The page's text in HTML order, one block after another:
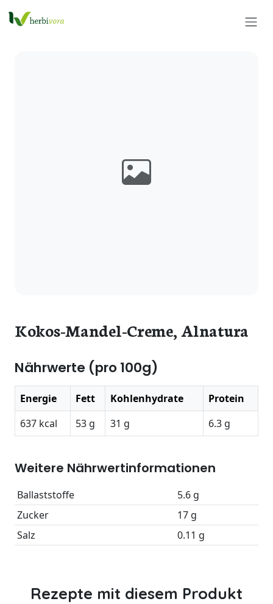
Kokos-Mandel-Creme, Alnatura
Nährwerte (pro 100g)
Energie Fett Kohlenhydrate
Protein
637 kcal
53 g 31 g 6.3 g
Weitere Nährwertinformationen
Ballaststoffe
5.6 g
Zucker
17 g
Salz
0.11 g
Rezepte mit diesem Produkt